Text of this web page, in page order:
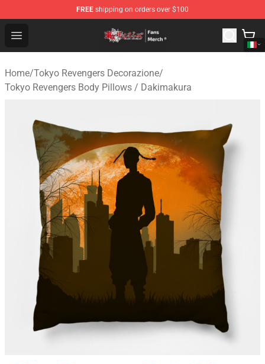
FREE shipping on orders over $100
Open menu
Tokyo Revengers Store - Official Tokyo Revengers
Home/Tokyo Revengers Decorazione/
Tokyo Revengers Body Pillows / Dakimakura